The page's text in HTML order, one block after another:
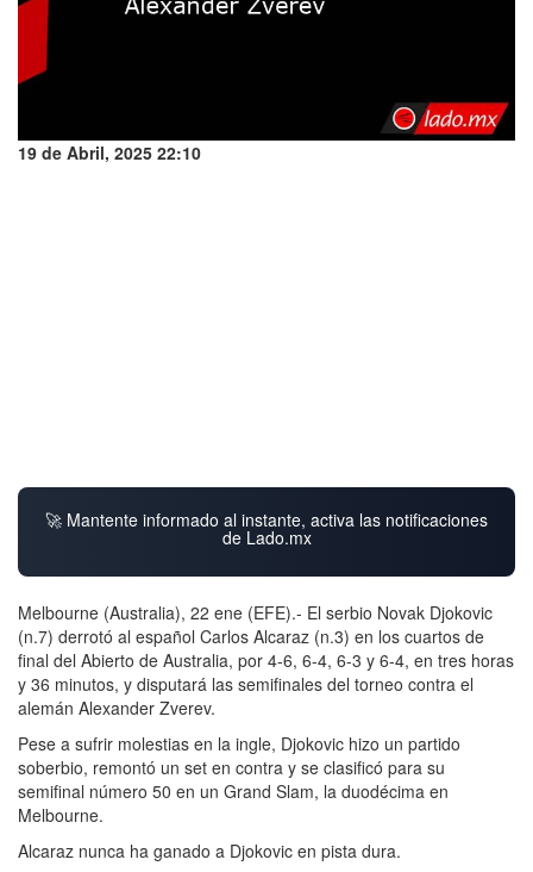
19 de Abril, 2025 22:10
🚀 Mantente informado al instante, activa las notificaciones
de Lado.mx
Melbourne (Australia), 22 ene (EFE).- El serbio Novak Djokovic
(n.7) derrotó al español Carlos Alcaraz (n.3) en los cuartos de
final del Abierto de Australia, por 4-6, 6-4, 6-3 y 6-4, en tres horas
y 36 minutos, y disputará las semifinales del torneo contra el
alemán Alexander Zverev.
Pese a sufrir molestias en la ingle, Djokovic hizo un partido
soberbio, remontó un set en contra y se clasificó para su
semifinal número 50 en un Grand Slam, la duodécima en
Melbourne.
Alcaraz nunca ha ganado a Djokovic en pista dura.